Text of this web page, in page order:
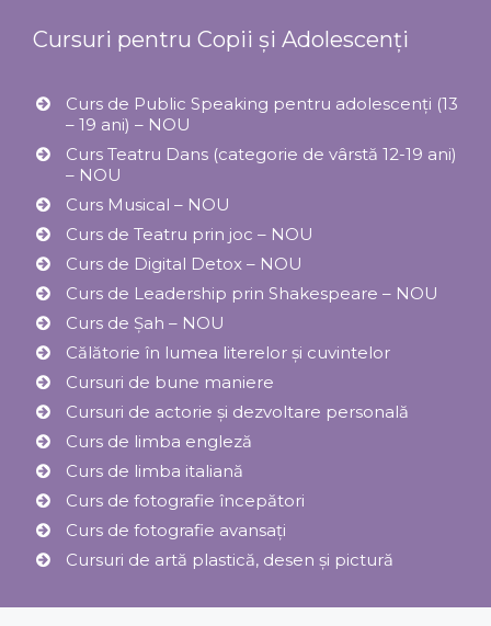
Cursuri pentru Copii și Adolescenți
Curs de Public Speaking pentru adolescenți (13
– 19 ani) – NOU
Curs Teatru Dans (categorie de vârstă 12-19 ani)
– NOU
Curs Musical – NOU
Curs de Teatru prin joc – NOU
Curs de Digital Detox – NOU
Curs de Leadership prin Shakespeare – NOU
Curs de Șah – NOU
Călătorie în lumea literelor și cuvintelor
Cursuri de bune maniere
Cursuri de actorie și dezvoltare personală
Curs de limba engleză
Curs de limba italiană
Curs de fotografie începători
Curs de fotografie avansați
Cursuri de artă plastică, desen și pictură